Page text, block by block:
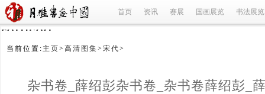
首页 资讯 赛展 国画展览 书法展览
refused
当前位置: 主页> 高清图集> 宋代>
杂书卷_薛绍彭杂书卷_杂书卷薛绍彭_